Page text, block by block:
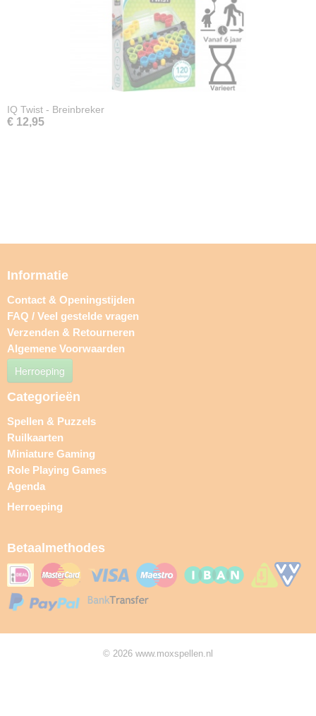
IQ Twist - Breinbreker
€ 12,95
Informatie
Contact & Openingstijden
FAQ / Veel gestelde vragen
Verzenden & Retourneren
Algemene Voorwaarden
Herroeping
Categorieën
Spellen & Puzzels
Ruilkaarten
Miniature Gaming
Role Playing Games
Agenda
Herroeping
Betaalmethodes
© 2026 www.moxspellen.nl